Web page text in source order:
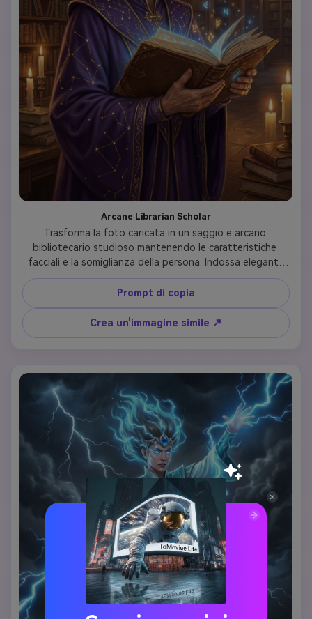
Arcane Librarian Scholar
Trasforma la foto caricata in un saggio e arcano
bibliotecario studioso mantenendo le caratteristiche
facciali e la somiglianza della persona. Indossa eleganti
accappatoi viola scuro con ricamo costellazione dorata,
occhiali di mezza luna, capelli argentati in sofisticato
updo con accessori di piume. Tieni in mano un antico libro
di incantesimi luminoso con rune magiche galleggianti. Lo
sfondo mostra infiniti scaffali della biblioteca con libri
estetica accademica, atmosfera accademica magica,
espressione intelligente e serena.
Prompt di copia
Crea un'immagine simile ↗